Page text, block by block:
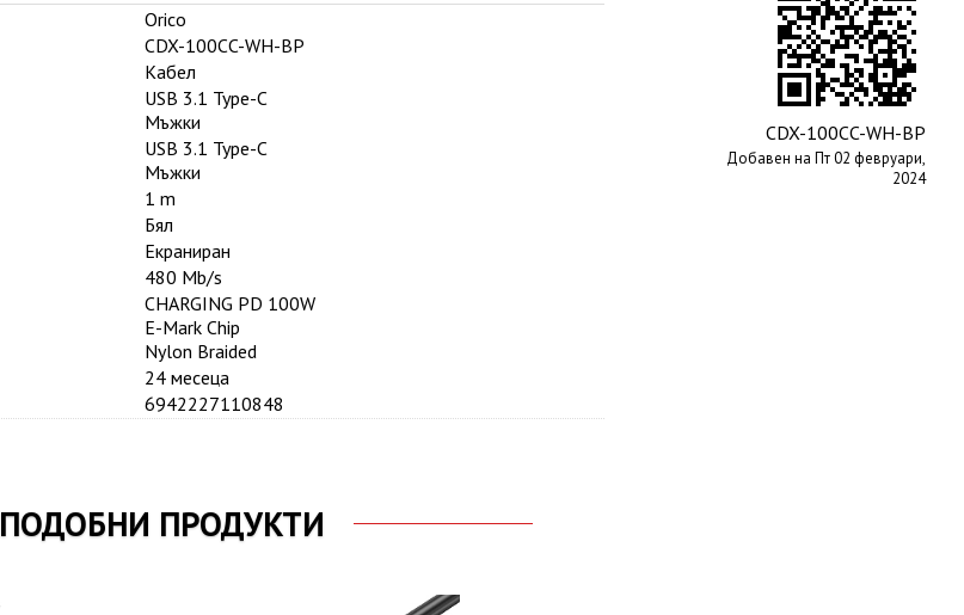
Orico
CDX-100CC-WH-BP
Кабел
USB 3.1 Type-C
Мъжки
USB 3.1 Type-C
Мъжки
1 m
Бял
Екраниран
480 Mb/s
CHARGING PD 100W
E-Mark Chip
Nylon Braided
24 месеца
6942227110848
CDX-100CC-WH-BP
Добавен на Пт 02 февруари,
2024
ПОДОБНИ ПРОДУКТИ